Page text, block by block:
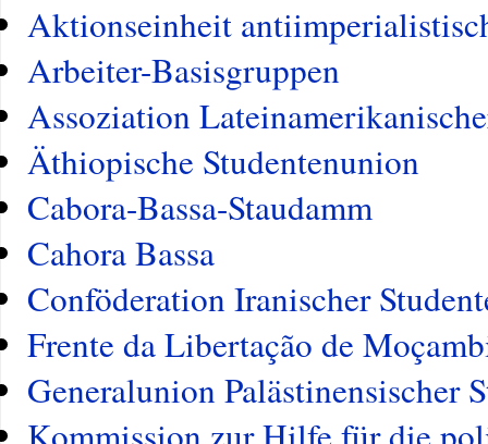
Aktionseinheit
Arbeiter-Basisgruppen
Assoziation
Äthiopische Studentenunion
Cabora-Bassa-Staudamm
Cahora Bassa
Conföderation Iranischer
Frente da Libertação de
Generalunion Palästinensischer